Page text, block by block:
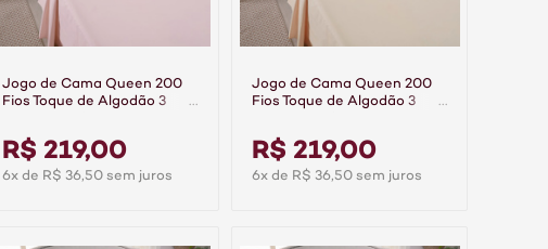
Jogo de Cama Queen 200
Fios Toque de Algodão 3
R$ 219,00
6x de R$ 36,50 sem juros
Jogo de Cama Queen 200
Fios Toque de Algodão 3
R$ 219,00
6x de R$ 36,50 sem juros